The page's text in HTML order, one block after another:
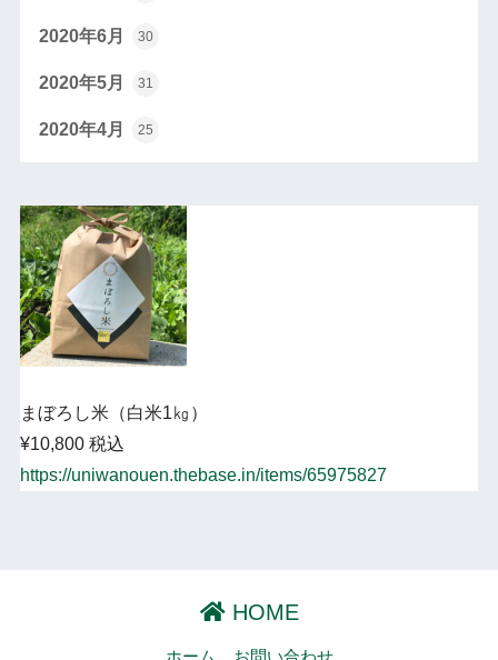
2020年6月 30
2020年5月 31
2020年4月 25
まぼろし米（白米1㎏）
¥10,800 税込
https://uniwanouen.thebase.in/items/65975827
HOME
ホーム お問い合わせ